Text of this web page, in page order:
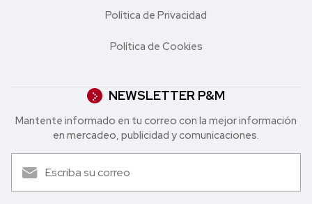
Política de Privacidad
Política de Cookies
NEWSLETTER P&M
Mantente informado en tu correo con la mejor in formación
en mercadeo, publicidad y comunicaciones.